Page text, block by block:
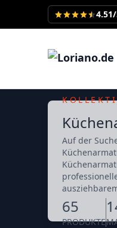
Auf der
65
PRODUKTE